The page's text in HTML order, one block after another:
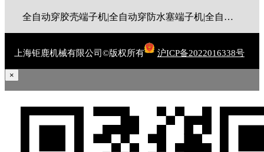
全自动穿胶壳端子机|全自动穿防水塞端子机|全自动穿热缩管端子机|全自动穿护套端子机|全自动穿号码管端子机|全自动端子机|全自动穿防水栓端子机|端子压着机|端子压接机|静音端子机|多芯线端子机|护套线端子机|全自动排线端子机|新能源大平方压接机|电脑剥线机|自动剥线机|裁线机|剥线机
上海钜鹿机械有限公司©版权所有 沪ICP备2022016338号
×